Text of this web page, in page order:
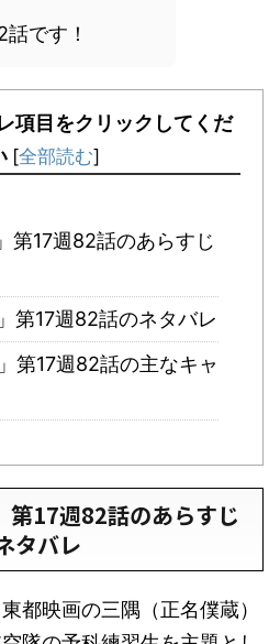
です！
項目をクリックしてくだ
[全部読む]
第17週82話のあらすじ
第17週82話のネタバレ
第17週82話の主なキャ
第17週82話のあらすじ
タバレ
都映画の三隅（正名僕蔵）